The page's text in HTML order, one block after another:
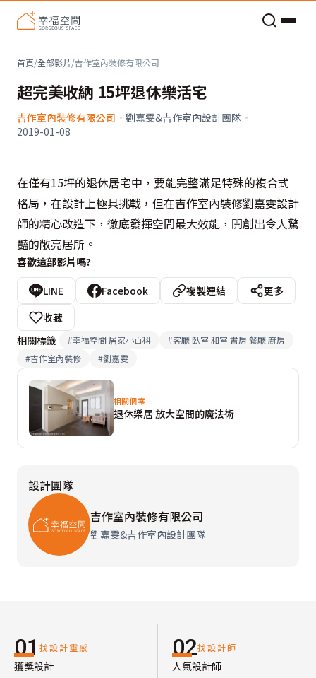
首頁/全部影片/吉作室內裝修有限公司
超完美收納 15坪退休樂活宅
吉作室內裝修有限公司 · 劉嘉雯&吉作室內設計團隊 ·
2019-01-08
在僅有15坪的退休居宅中，要能完整滿足特殊的複合式
格局，在設計上極具挑戰，但在吉作室內裝修劉嘉雯設計
師的精心改造下，徹底發揮空間最大效能，開創出令人驚
豔的敞亮居所。
喜歡這部影片嗎?
LINE Facebook 複製連結
更多
收藏
相關標籤
#幸福空間 居家小百科 #客廳 臥室 和室 書房 餐廳 廚房
#吉作室內裝修 #劉嘉雯
相關個案
退休樂居 放大空間的魔法術
設計團隊
吉作室內裝修有限公司
劉嘉雯&吉作室內設計團隊
01 找設計靈感
獲獎設計
02找設計師
人氣設計師